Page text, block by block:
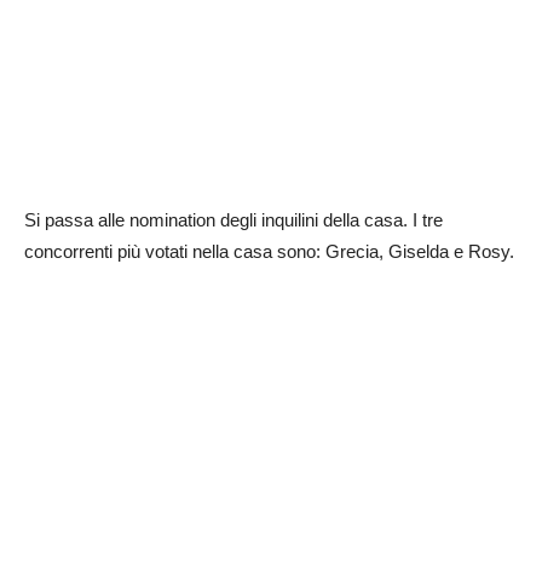
Si passa alle nomination degli inquilini della casa. I tre
concorrenti più votati nella casa sono: Grecia, Giselda e Rosy.